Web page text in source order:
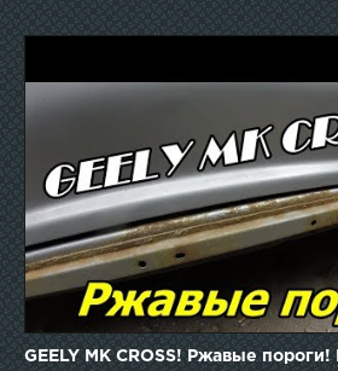
GEELY MK CROSS! Ржавые пороги!